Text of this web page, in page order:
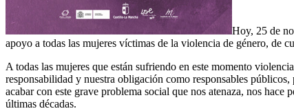
Hoy, 25 de
apoyo a todas las mujeres víctimas de la violencia de género, de
A todas las mujeres que están sufriendo en este momento
responsabilidad y nuestra obligación como responsables
acabar con este grave problema social que nos atenaza, nos
últimas décadas.